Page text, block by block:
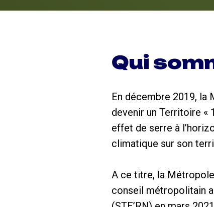
Qui
En décembre 2019, la
devenir un Territoire «
effet de serre à
climatique sur son
A ce titre, la
conseil métropolitain